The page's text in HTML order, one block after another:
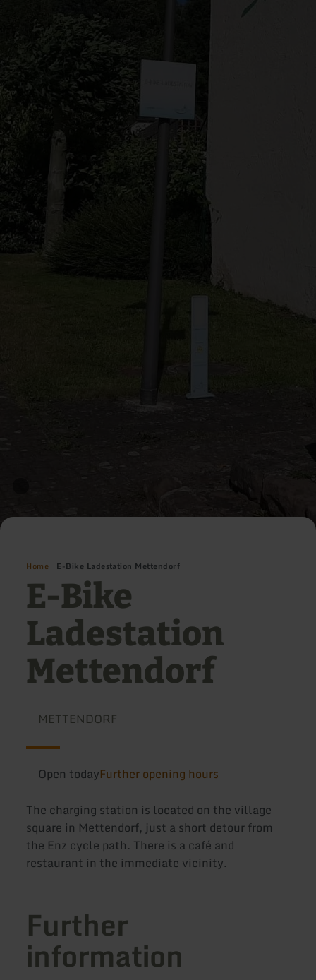
Home E-Bike Ladestation Mettendorf
E-Bike
Ladestation
Mettendorf
METTENDORF
Open todayFurther opening hours
The charging station is located on the village
square in Mettendorf, just a short detour from
the Enz cycle path. There is a café and
restaurant in the immediate vicinity.
Further
information